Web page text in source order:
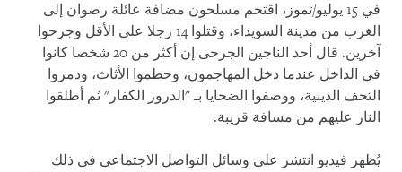
في 15 يوليو/تموز، اقتحم مسلحون مضافة عائلة رضوان إلى
الغرب من مدينة السويداء، وقتلوا 14 رجلا على الأقل وجرحوا
آخرين. قال أحد الناجين الجرحى إن أكثر من 20 شخصا كانوا
في الداخل عندما دخل المهاجمون، وحطموا الأثاث، ودمروا
التحف الدينية، ووصفوا الضحايا بـ "الدروز الكفار" ثم أطلقوا
النار عليهم من مسافة قريبة.
يُظهر فيديو انتشر على وسائل التواصل الاجتماعي في ذلك